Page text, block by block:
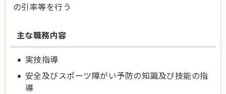
の引率等を行う
主な職務内容
実技指導
安全及びスポーツ障がい予防の知識及び技能の指
導